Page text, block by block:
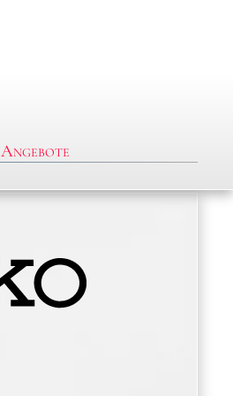
Angebote